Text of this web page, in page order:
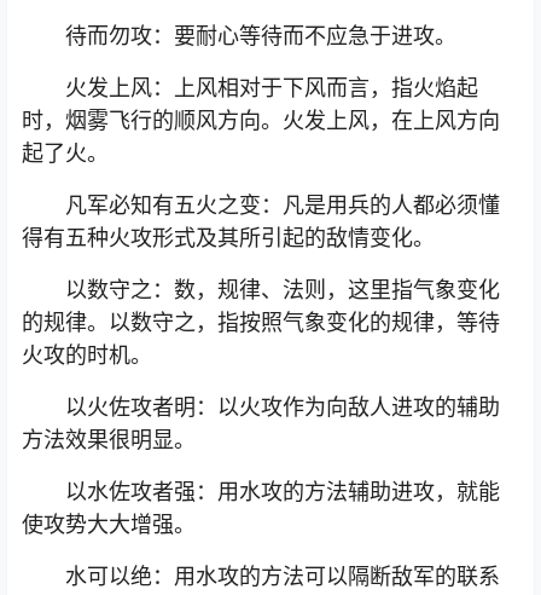
待而勿攻：要耐心等待而不应急于进攻。
火发上风：上风相对于下风而言，指火焰起
时，烟雾飞行的顺风方向。火发上风，在上风方向
起了火。
凡军必知有五火之变：凡是用兵的人都必须懂
得有五种火攻形式及其所引起的敌情变化。
以数守之：数，规律、法则，这里指气象变化
的规律。以数守之，指按照气象变化的规律，等待
火攻的时机。
以火佐攻者明：以火攻作为向敌人进攻的辅助
方法效果很明显。
以水佐攻者强：用水攻的方法辅助进攻，就能
使攻势大大增强。
水可以绝：用水攻的方法可以隔断敌军的联系